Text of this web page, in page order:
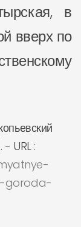
в
вверх по
- URL :
goroda-